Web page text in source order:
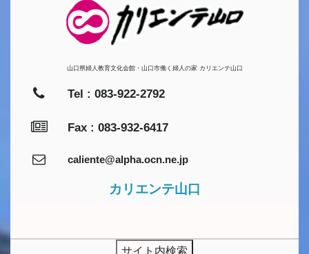
山口県婦人教育文化会館・山口市働く婦人の家 カリエンテ山口
Tel : 083-922-2792
Fax : 083-932-6417
caliente@alpha.ocn.ne.jp
カリエンテ山口